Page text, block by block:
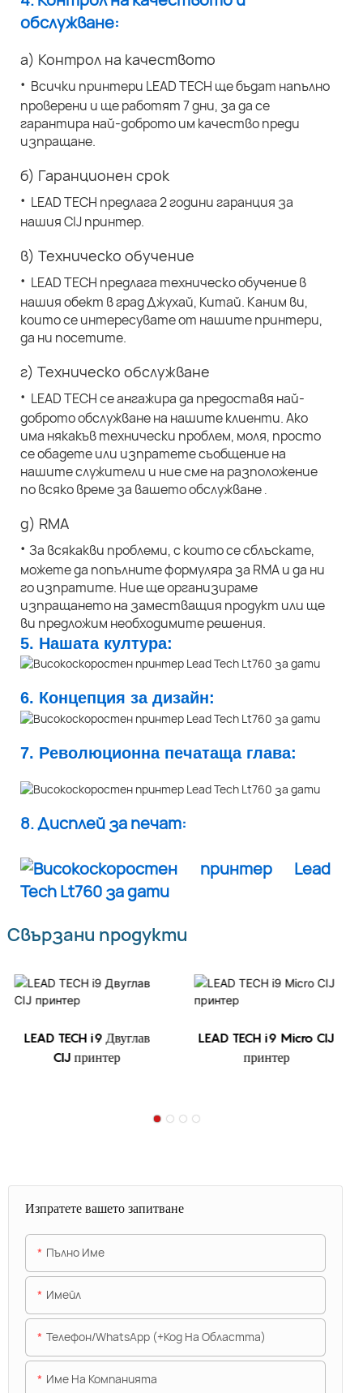
обслужване:
а) Контрол на качеството
· Всички принтери LEAD TECH ще бъдат напълно
проверени и ще работят 7 дни, за да се
гарантира най-доброто им качество преди
изпращане.
б) Гаранционен срок
· LEAD TECH предлага 2 години гаранция за
нашия CIJ принтер.
в) Техническо обучение
· LEAD TECH предлага техническо обучение в
нашия обект в град Джухай, Китай. Каним ви,
които се интересувате от нашите принтери,
да ни посетите.
г) Техническо обслужване
· LEAD TECH се ангажира да предоставя най-
доброто обслужване на нашите клиенти. Ако
има някакъв технически проблем, моля, просто
се обадете или изпратете съобщение на
нашите служители и ние сме на разположение
по всяко време за вашето обслужване
д) RMA
· За всякакви проблеми, с които се сблъскате,
можете да попълните формуляра за RMA и да ни
го изпратите. Ние ще организираме
изпращането на заместващия продукт или ще
ви предложим необходимите решения.
5. Нашата култура:
6. Концепция за дизайн:
7. Революционна печатаща глава:
8. Дисплей за печат:
Свързани продукти
LEAD TECH i9 Двуглав
CIJ принтер
LEAD TECH i9 Micro CIJ
принтер
Изпратете вашето запитване
Пълно Име
Имейл
Телефон/WhatsApp (+Код На Областта)
Име На Компанията